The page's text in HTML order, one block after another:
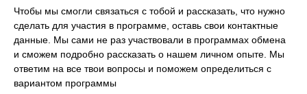
Чтобы мы смогли связаться с тобой и рассказать, что нужно
сделать для участия в программе, оставь свои контактные
данные. Мы сами не раз участвовали в программах обмена
и сможем подробно рассказать о нашем личном опыте. Мы
ответим на все твои вопросы и поможем определиться с
вариантом программы